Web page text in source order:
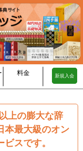
料金 新規入会
上の膨大な辞
本最大級のオン
スです。